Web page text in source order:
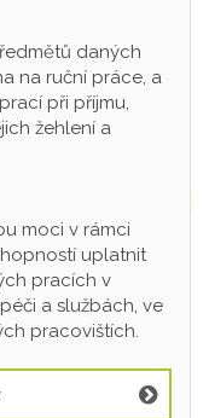
daných
na ruční práce, a
při příjmu,
žehlení a
moci v rámci
uplatnit
pracích v
a službách, ve
pracovištích.